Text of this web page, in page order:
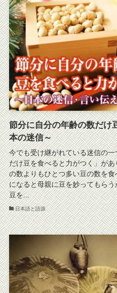
節分に自分の年齢の数だけ
本の迷信～
今でも受け継がれている迷信の
だけ豆を食べると力がつく」が
の数よりもひとつ多い豆の数を
になると母親に豆を妙ってもら
豆を...
日本語と語源